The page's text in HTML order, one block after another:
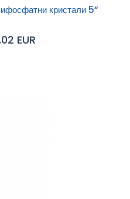
кристали 5“
EUR